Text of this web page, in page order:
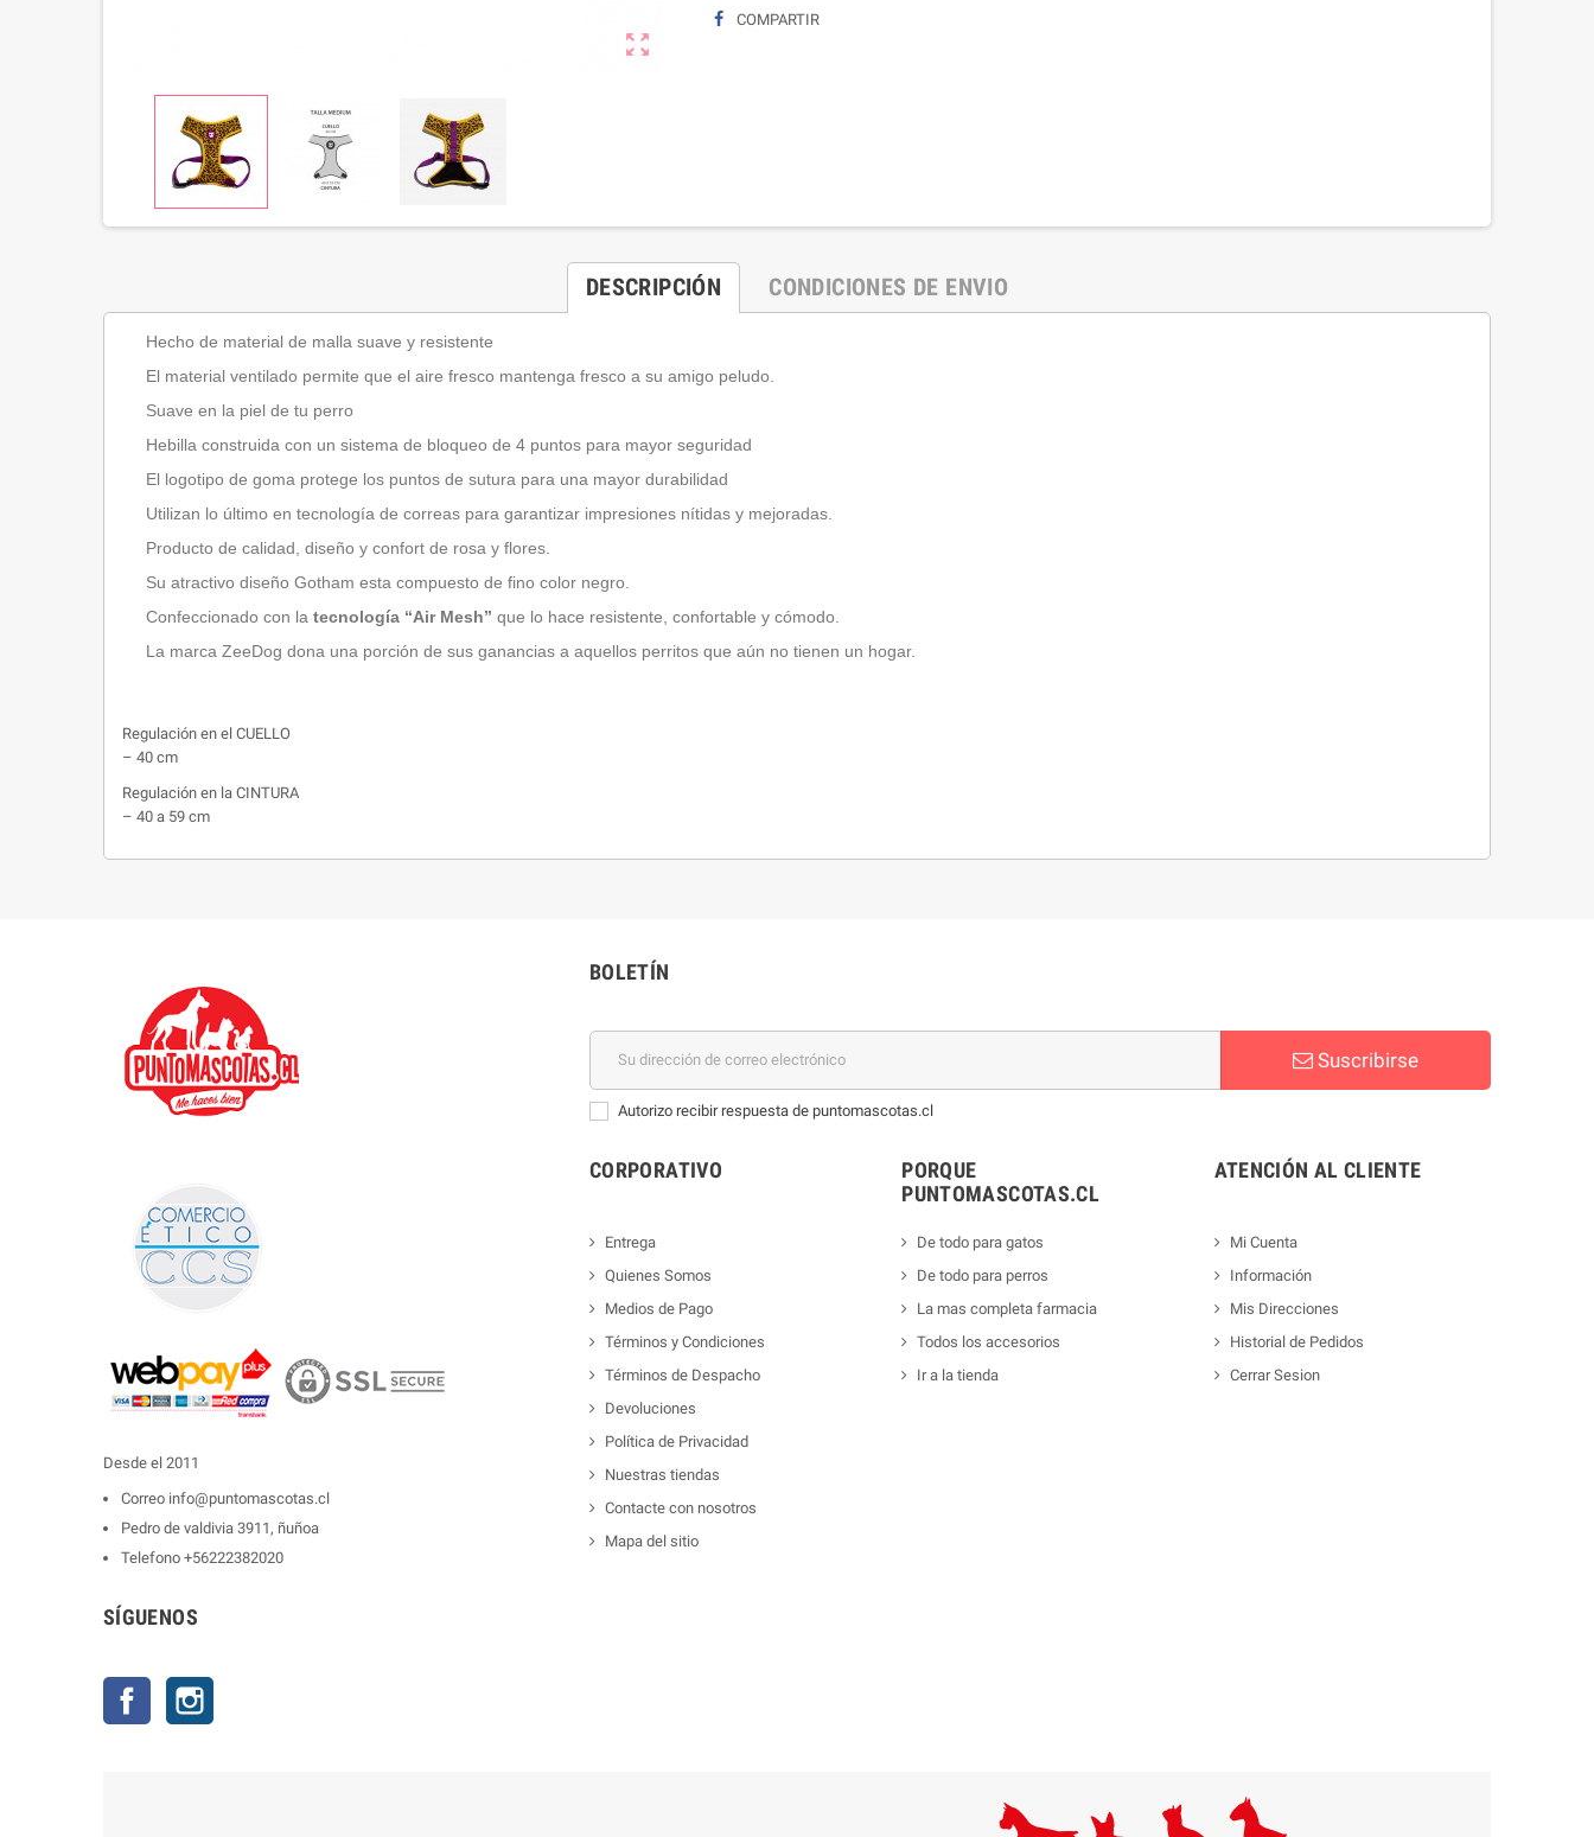
zoom_out_map
COMPARTIR
DESCRIPCIÓN CONDICIONES DE ENVIO
Hecho de material de malla suave y resistente
El material ventilado permite que el aire fresco mantenga fresco a su amigo peludo.
Suave en la piel de tu perro
Hebilla construida con un sistema de bloqueo de 4 puntos para mayor seguridad
El logotipo de goma protege los puntos de sutura para una mayor durabilidad
Utilizan lo último en tecnología de correas para garantizar impresiones nítidas y mejoradas.
Producto de calidad, diseño y confort de rosa y flores.
Su atractivo diseño Gotham esta compuesto de fino color negro.
Confeccionado con la tecnología “Air Mesh” que lo hace resistente, confortable y cómodo.
La marca ZeeDog dona una porción de sus ganancias a aquellos perritos que aún no tienen un hogar.
Regulación en el CUELLO
– 40 cm
Regulación en la CINTURA
– 40 a 59 cm
Desde el 2011
Correo info@puntomascotas.cl
Pedro de valdivia 3911, ñuñoa
Telefono +56222382020
SÍGUENOS
Facebook
BOLETÍN
Suscribirse
Autorizo recibir respuesta de puntomascotas.cl
CORPORATIVO
Entrega
Quienes Somos
Medios de Pago
Términos y Condiciones
Términos de Despacho
Devoluciones
Política de Privacidad
Nuestras tiendas
Contacte con nosotros
Mapa del sitio
PORQUE
PUNTOMASCOTAS.CL
De todo para gatos
De todo para perros
La mas completa farmacia
Todos los accesorios
Ir a la tienda
ATENCIÓN AL CLIENTE
Mi Cuenta
Información
Mis Direcciones
Historial de Pedidos
Cerrar Sesion